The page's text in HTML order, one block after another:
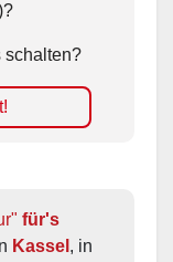
schalten?
für's
Kassel